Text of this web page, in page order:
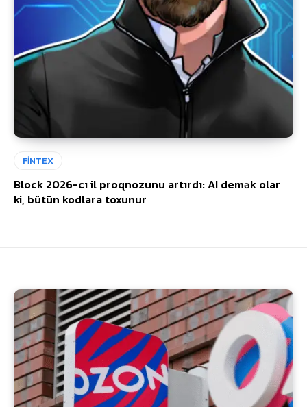
FİNTEX
Block 2026-cı il proqnozunu artırdı: AI demək olar
ki, bütün kodlara toxunur